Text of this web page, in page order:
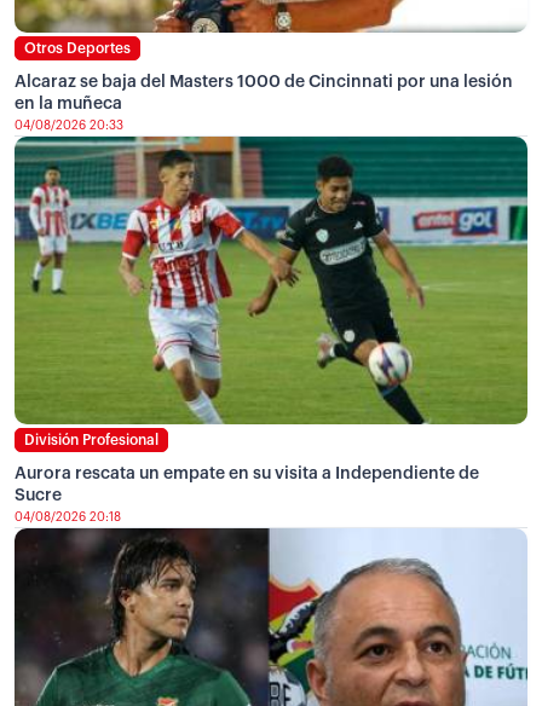
Otros Deportes
Alcaraz se baja del Masters 1000 de Cincinnati por una lesión
en la muñeca
04/08/2026 20:33
División Profesional
Aurora rescata un empate en su visita a Independiente de
Sucre
04/08/2026 20:18